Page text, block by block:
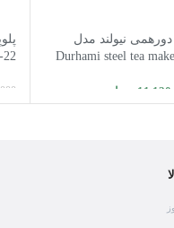
نیولند مدل
Durhami steel tea
تومان
22